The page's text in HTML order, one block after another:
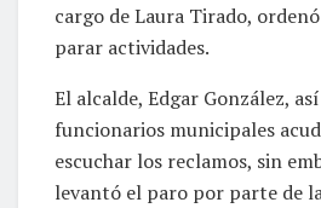
cargo de Laura Tirado,
parar actividades.
El alcalde, Edgar González,
funcionarios municipales
escuchar los reclamos, sin
levantó el paro por parte de